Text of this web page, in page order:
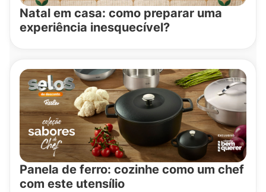
Natal em casa: como preparar uma
experiência inesquecível?
Panela de ferro: cozinhe como um chef
com este utensílio